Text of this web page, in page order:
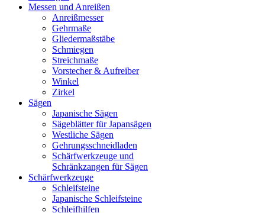
Messen und Anreißen
Anreißmesser
Gehrmaße
Gliedermaßstäbe
Schmiegen
Streichmaße
Vorstecher & Aufreiber
Winkel
Zirkel
Sägen
Japanische Sägen
Sägeblätter für Japansägen
Westliche Sägen
Gehrungsschneidladen
Schärfwerkzeuge und
Schränkzangen für Sägen
Schärfwerkzeuge
Schleifsteine
Japanische Schleifsteine
Schleifhilfen